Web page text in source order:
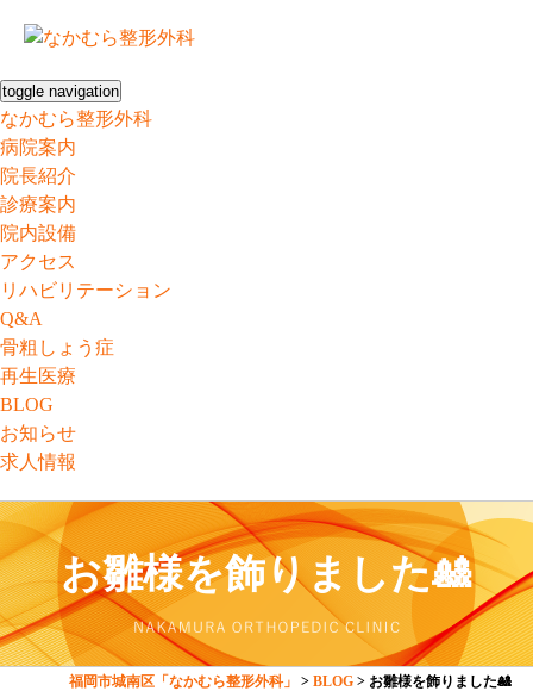
toggle navigation
なかむら整形外科
病院案内
院長紹介
診療案内
院内設備
アクセス
リハビリテーション
Q&A
骨粗しょう症
再生医療
BLOG
お知らせ
求人情報
お雛様を飾りました🎎
福岡市城南区「なかむら整形外科」 >BLOG > お雛様を飾りました🎎